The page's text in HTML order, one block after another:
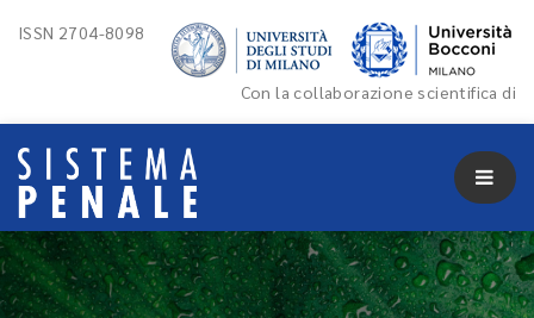
ISSN 2704-8098
Con la collaborazione scientifica di